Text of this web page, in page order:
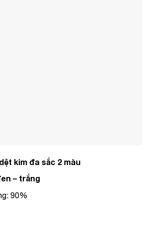
kim đa sắc 2 màu
– trắng
90%